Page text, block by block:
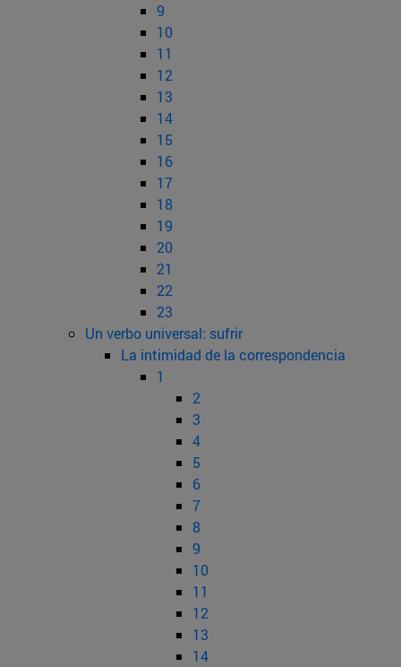
9
10
11
12
13
14
15
16
17
18
19
20
21
22
23
Un verbo universal: sufrir
La intimidad de la correspondencia
1
2
3
4
5
6
7
8
9
10
11
12
13
14